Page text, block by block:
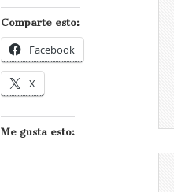
Comparte esto:
Facebook
X
Me gusta esto: